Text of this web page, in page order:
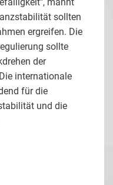
sollten
ergreifen. Die
sollte
der
internationale
für die
und die